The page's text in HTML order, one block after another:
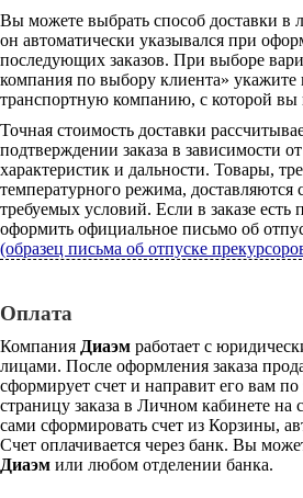
Вы можете выбрать способ доставки в
он автоматически указывался при
последующих заказов. При выборе
компания по выбору клиента» укажите
транспортную компанию, с которой вы
Точная стоимость доставки
подтверждении заказа в зависимости
характеристик и дальности. Товары,
температурного режима, доставляются
требуемых условий. Если в заказе
оформить официальное письмо об
(образец письма об отпуске
Оплата
Компания Диаэм работает с
лицами. После оформления заказа
сформирует счет и направит его вам
страницу заказа в Личном кабинете
сами сформировать счет из Корзины,
Счет оплачивается через банк. Вы
Диаэм или любом отделении банка.